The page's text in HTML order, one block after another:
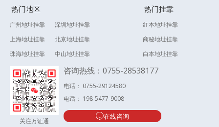
热门地区
广州地址挂靠
深圳地址挂靠
上海地址挂靠
北京地址挂靠
珠海地址挂靠
中山地址挂靠
热门挂靠
红本地址挂靠
商秘地址挂靠
白本地址挂靠
关注万证通
咨询热线：0755-28538177
电话： 0755-29124580
电话： 198-5477-9008
在线咨询